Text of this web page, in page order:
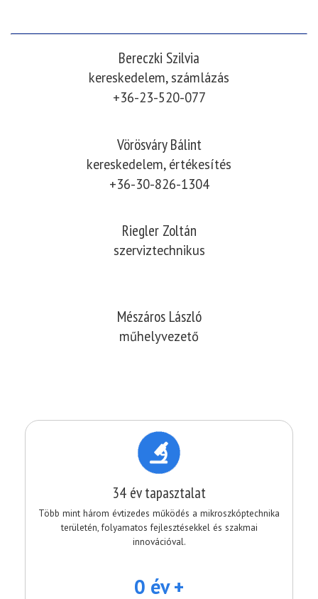
Bereczki Szilvia
kereskedelem, számlázás
+36-23-520-077
Vörösváry Bálint
kereskedelem, értékesítés
+36-30-826-1304
Riegler Zoltán
szerviztechnikus
Mészáros László
műhelyvezető
34 év tapasztalat
Több mint három évtizedes működés a mikroszkóptechnika
területén, folyamatos fejlesztésekkel és szakmai
innovációval.
0 év +